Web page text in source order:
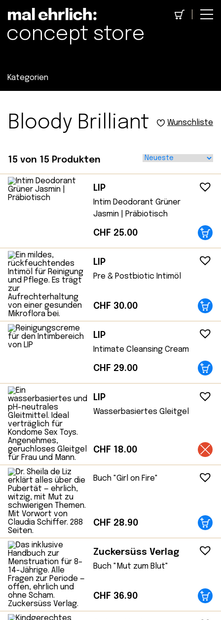
concept store
Kategorien
Bloody Brilliant Wunschliste
15 von 15 Produkten
LIP
Intim Deodorant Grüner
Jasmin | Präbiotisch
CHF 25.00
LIP
Pre & Postbiotic Intimöl
CHF 30.00
LIP
Intimate Cleansing Cream
CHF 29.00
LIP
Wasserbasiertes Gleitgel
CHF 18.00
Buch "Girl on Fire"
CHF 28.90
Zuckersüss Verlag
Buch "Mut zum Blut"
CHF 36.90